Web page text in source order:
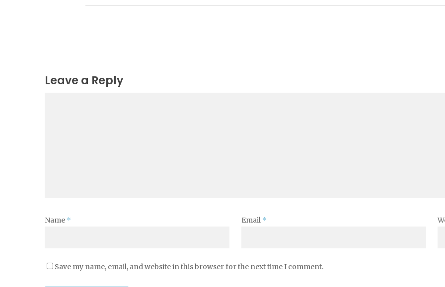
Leave a Reply
Name * Email *
Save my name, email, and website in this browser for the next time I comment.